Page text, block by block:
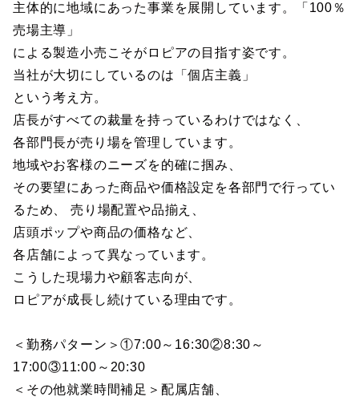
主体的に地域にあった事業を展開しています。「100％
売場主導」
による製造小売こそがロピアの目指す姿です。
当社が大切にしているのは「個店主義」
という考え方。
店長がすべての裁量を持っているわけではなく、
各部門長が売り場を管理しています。
地域やお客様のニーズを的確に掴み、
その要望にあった商品や価格設定を各部門で行ってい
るため、 売り場配置や品揃え、
店頭ポップや商品の価格など、
各店舗によって異なっています。
こうした現場力や顧客志向が、
ロピアが成長し続けている理由です。
＜勤務パターン＞①7:00～16:30②8:30～
17:00③11:00～20:30
＜その他就業時間補足＞配属店舗、